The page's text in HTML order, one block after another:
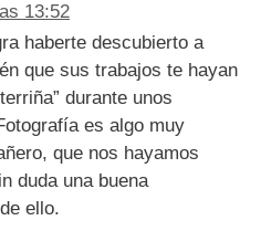
13:52
haberte descubierto a
que sus trabajos te hayan
durante unos
es algo muy
que nos hayamos
duda una buena
ello.